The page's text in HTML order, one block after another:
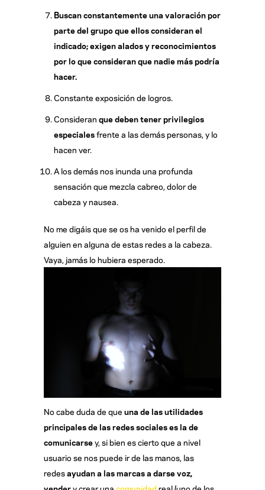
Buscan constantemente una valoración por
parte del grupo que ellos consideran el
indicado; exigen alados y reconocimientos
por lo que consideran que nadie más podría
hacer.
Constante exposición de logros.
Consideran que deben tener privilegios
especialesfrente a las demás personas, y lo
hacen ver.
A los demás nos inunda una profunda
sensación que mezcla cabreo, dolor de
cabeza y nausea.
No me digáis que se os ha venido el perfil de
alguien en alguna de estas redes a la cabeza.
Vaya, jamás lo hubiera esperado.
No cabe duda de que una de las utilidades
principales de las redes sociales es la de
comunicarsey, si bien es cierto que a nivel
usuario se nos puede ir de las manos, las
redesayudan a las marcas a darse voz,